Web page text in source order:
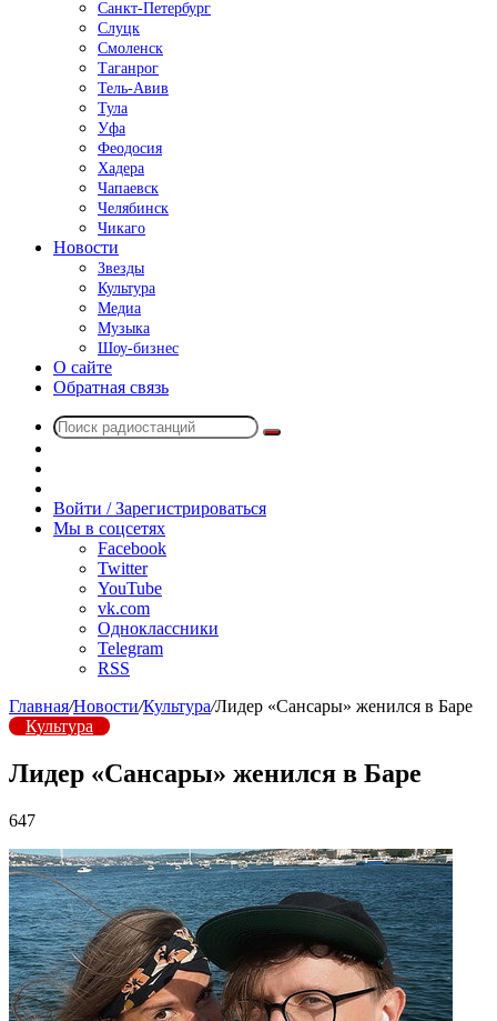
Санкт-Петербург
Слуцк
Смоленск
Таганрог
Тель-Авив
Тула
Уфа
Феодосия
Хадера
Чапаевск
Челябинск
Чикаго
Новости
Звезды
Культура
Медиа
Музыка
Шоу-бизнес
О сайте
Обратная связь
Поиск
радио
Войти / Зарегистрироваться
Мы в соцсетях
Facebook
Twitter
YouTube
vk.com
Одноклассники
Telegram
RSS
Главная/Новости/Культура/Лидер «Сансары» женился в Баре
Культура
Лидер «Сансары» женился в Баре
647